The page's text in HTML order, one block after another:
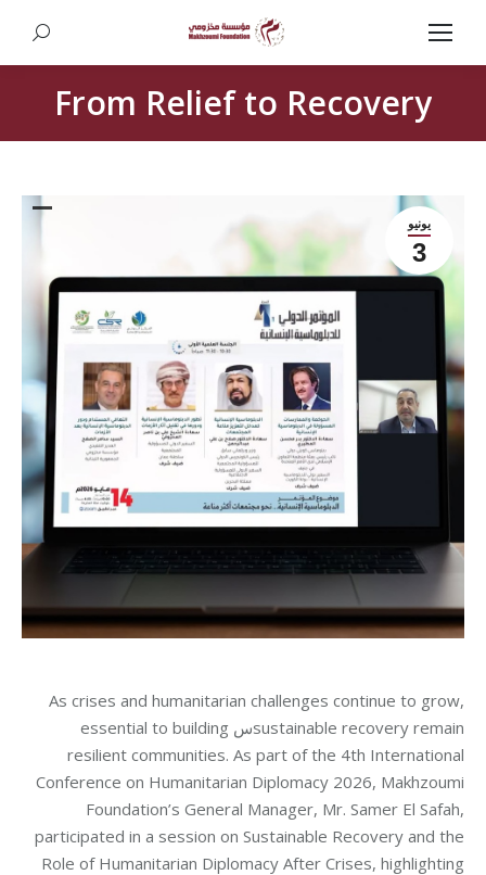
Search:
From Relief to Recovery
يونيو
3
As crises and humanitarian challenges continue to grow,
sustainable recovery remainس essential to building
resilient communities. As part of the 4th International
Conference on Humanitarian Diplomacy 2026, Makhzoumi
Foundation’s General Manager, Mr. Samer El Safah,
participated in a session on Sustainable Recovery and the
Role of Humanitarian Diplomacy After Crises, highlighting